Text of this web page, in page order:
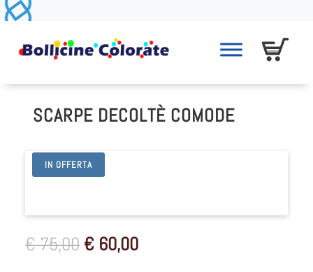
SCARPE DECOLTÈ COMODE
IN OFFERTA
€75,00 Il
prezzo
€ 60,00Il